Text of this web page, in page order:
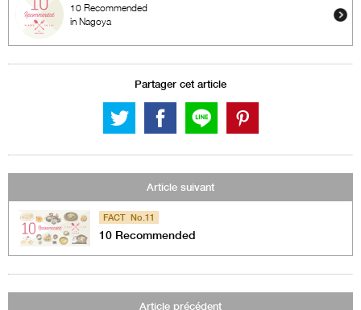
10 Recommended
in Nagoya
Partager cet article
Article suivant
FACT No.11
10 Recommended
Article précédent